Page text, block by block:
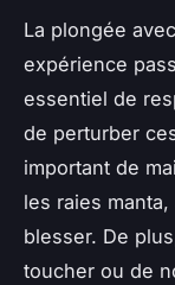
La plongée
expérience
essentiel de
de perturber
important de
les raies
blesser. De
toucher ou de